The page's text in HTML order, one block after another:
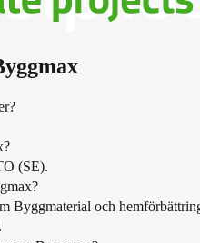
(SE).
Byggmaterial och